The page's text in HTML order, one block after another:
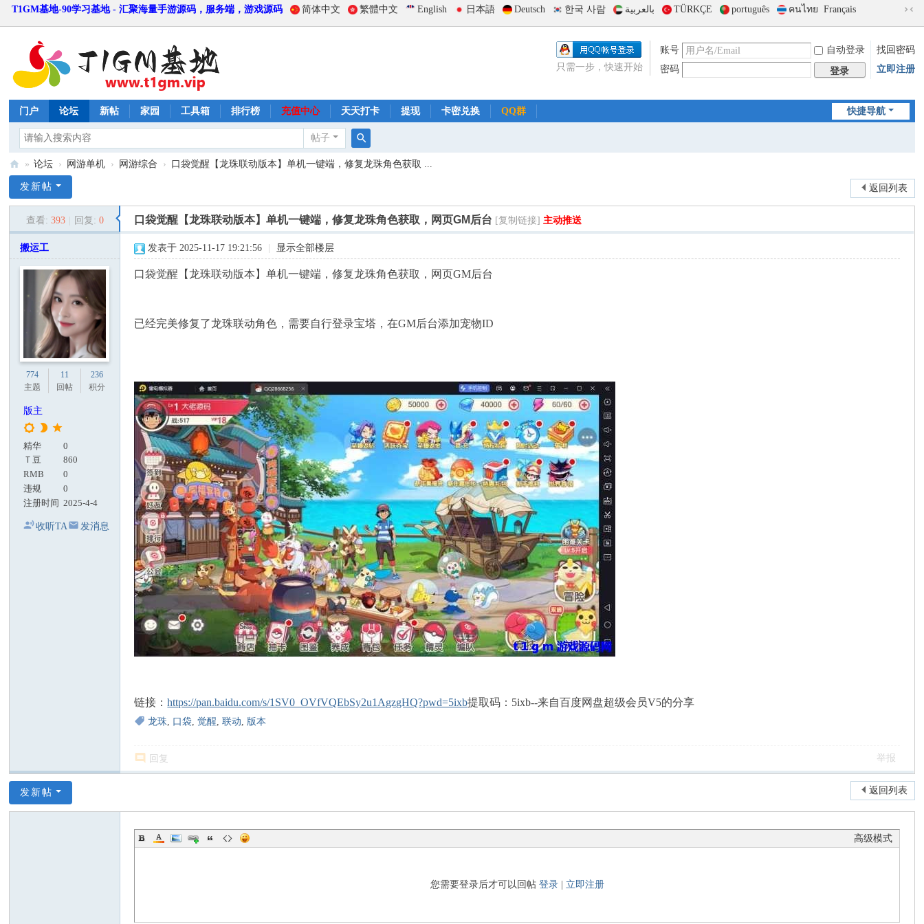
T1GM基地-90学习基地 - 汇聚海量手游源码，服务端，游戏源码 简体中文 繁體中文 English 日本語 Deutsch 한국 사람 بالعربية TÜRKÇE português คนไทย Français
到
版
账号 自动登录
找回密码
密码
登录 立即注册
只需一步，快速开始
快捷导航
门户 论坛 新帖 家园 工具箱 排行榜 充值中心 天天打卡 提现 卡密兑换 QQ群
帖子
搜
1
» 论坛 › 网游单机 › 网游综合 › 口袋觉醒【龙珠联动版本】单机一键端，修复龙珠角色获取 ...
返回列表
发新帖
查看: 393 回复: 0 口袋觉醒【龙珠联动版本】单机一键端，修复龙珠角色获取，网页GM后台 [复制链接] 主动推送
搬运工
774
主题
11
回帖
236
积分
版主
精华
0
Ｔ豆
860
RMB
0
违规
0
注册时间 2025-4-4
收听TA 发消息
发表于 2025-11-17 19:21:56 显示全部楼层
口袋觉醒【龙珠联动版本】单机一键端，修复龙珠角色获取，网页GM后台
已经完美修复了龙珠联动角色，需要自行登录宝塔，在GM后台添加宠物ID
链接：https://pan.baidu.com/s/1SV0_OVfVQEbSy2u1AgzgHQ?pwd=5ixb提取码：5ixb--来自百度网盘超级会员V5的分享
龙珠, 口袋,觉醒,联动, 版本
回复 举报
返回列表
发新帖
高级模式
您需要登录后才可以回帖 登录| 立即注册